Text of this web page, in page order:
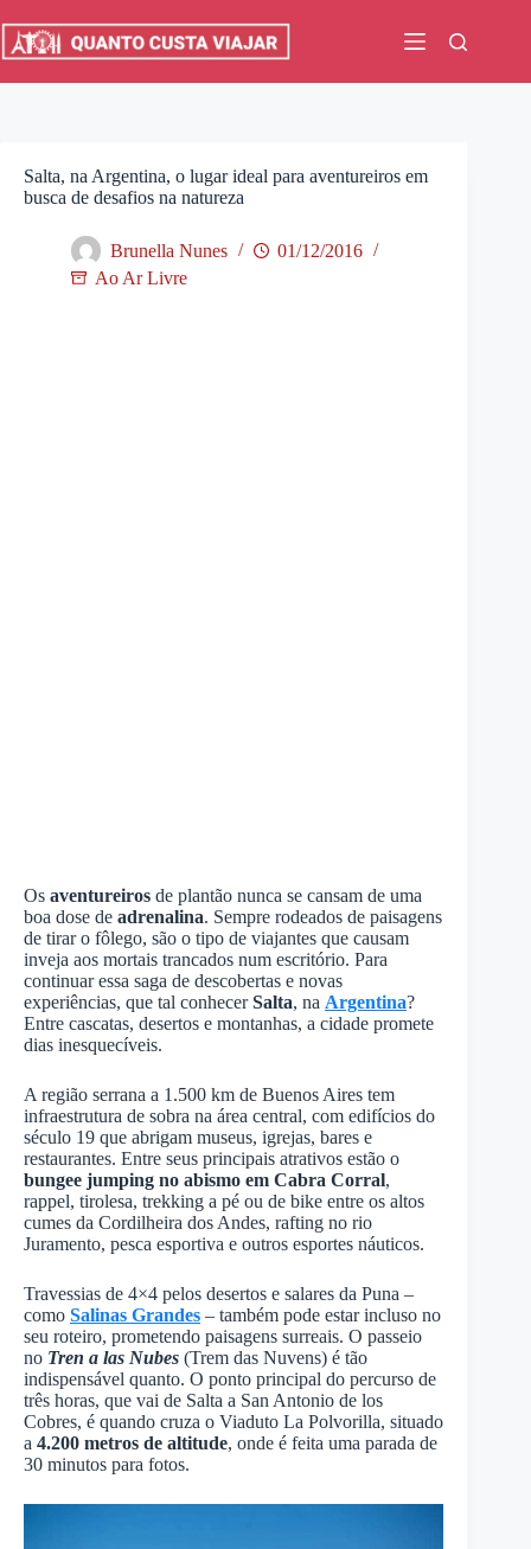
para
Salta, na Argentina, o lugar ideal para aventureiros em
busca de desafios na natureza
Brunella Nunes
01/12/2016
Ao Ar Livre
Os aventureiros de plantão nunca se cansam de uma
boa dose de adrenalina. Sempre rodeados de paisagens
de tirar o fôlego, são o tipo de viajantes que causam
inveja aos mortais trancados num escritório. Para
continuar essa saga de descobertas e novas
experiências, que tal conhecerSalta, na Argentina?
Entre cascatas, desertos e montanhas, a cidade promete
dias inesquecíveis.
A região serrana a 1.500 km de Buenos Aires tem
infraestrutura de sobra na área central, com edifícios do
século 19 que abrigam museus, igrejas, bares e
restaurantes. Entre seus principais atrativos estão o
bungee jumping no abismo em Cabra Corral,
rappel, tirolesa, trekking a pé ou de bike entre os altos
cumes da Cordilheira dos Andes, rafting no rio
Juramento, pesca esportiva e outros esportes náuticos.
Travessias de 4×4 pelos desertos e salares da Puna –
como Salinas Grandes – também pode estar incluso no
seu roteiro, prometendo paisagens surreais. O passeio
no Tren a las Nubes (Trem das Nuvens) é tão
indispensável quanto. O ponto principal do percurso de
três horas, que vai de Salta a San Antonio de los
Cobres, é quando cruza o Viaduto La Polvorilla, situado
a 4.200 metros de altitude, onde é feita uma parada de
30 minutos para fotos.